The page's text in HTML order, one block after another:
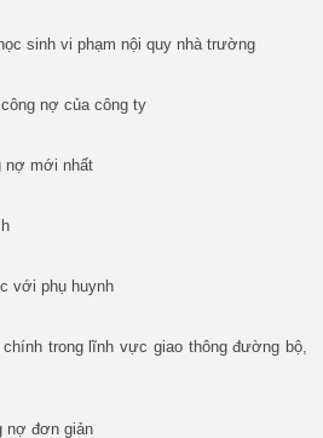
sinh vi phạm nội quy nhà trường
nợ của công ty
nợ mới nhất
với phụ huynh
chính trong lĩnh vực giao thông đường bộ,
nợ đơn giản